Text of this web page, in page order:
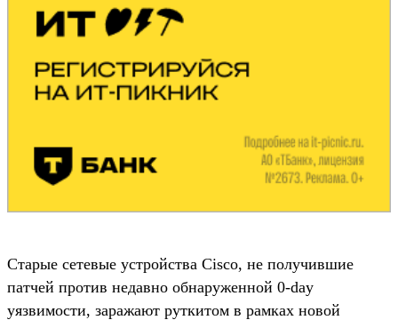
Старые сетевые устройства Cisco, не получившие
патчей против недавно обнаруженной 0-day
уязвимости, заражают руткитом в рамках новой